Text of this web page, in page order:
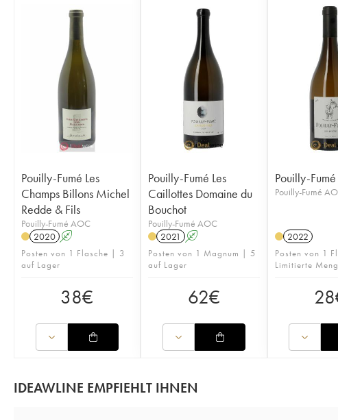
Pouilly-Fumé Les
Champs Billons Michel
Redde & Fils
Pouilly-Fumé AOC
2020 A
Posten von 1 Flasche | 3
auf Lager
38€
Pouilly-Fumé Les
Caillottes Domaine du
Bouchot
Pouilly-Fumé AOC
2021 A
Posten von 1 Magnum | 5
auf Lager
62€
Pouilly-Fumé
Pouilly-Fumé
2022
Posten von 1
Limitierte
28
IDEAWLINE EMPFIEHLT IHNEN